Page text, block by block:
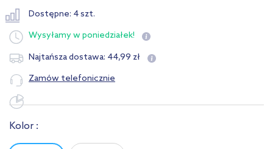
Dostępne: 4 szt.
Wysyłamyw poniedziałek!
Najtańsza dostawa: 44,99 zł
Zamów telefonicznie
Kolor :